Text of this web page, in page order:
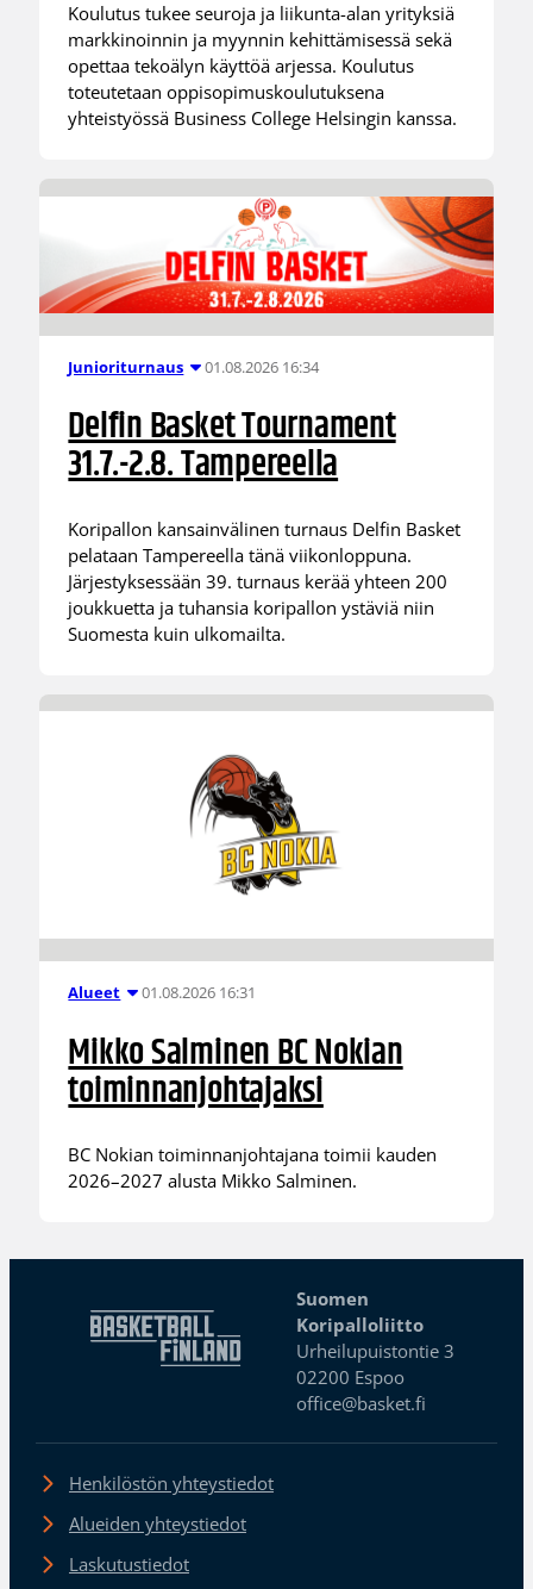
Koulutus tukee seuroja ja liikunta-alan yrityksiä
markkinoinnin ja myynnin kehittämisessä sekä
opettaa tekoälyn käyttöä arjessa. Koulutus
toteutetaan oppisopimuskoulutuksena
yhteistyössä Business College Helsingin kanssa.
Junioriturnaus 01.08.2026 16:34
Delfin Basket Tournament
31.7.-2.8. Tampereella
Koripallon kansainvälinen turnaus Delfin Basket
pelataan Tampereella tänä viikonloppuna.
Järjestyksessään 39. turnaus kerää yhteen 200
joukkuetta ja tuhansia koripallon ystäviä niin
Suomesta kuin ulkomailta.
Alueet 01.08.2026 16:31
Mikko Salminen BC Nokian
toiminnanjohtajaksi
BC Nokian toiminnanjohtajana toimii kauden
2026–2027 alusta Mikko Salminen.
Suomen
Koripalloliitto
Urheilupuistontie 3
02200 Espoo
office@basket.fi
Henkilöstön yhteystiedot
Alueiden yhteystiedot
Laskutustiedot